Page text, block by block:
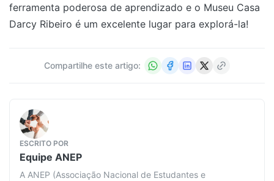
ferramenta poderosa de aprendizado e o Museu Casa
Darcy Ribeiro é um excelente lugar para explorá-la!
Compartilhe este artigo:
ESCRITO POR
Equipe ANEP
A ANEP (Associação Nacional de Estudantes e